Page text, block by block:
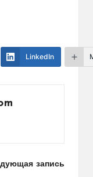
LinkedIn
запись